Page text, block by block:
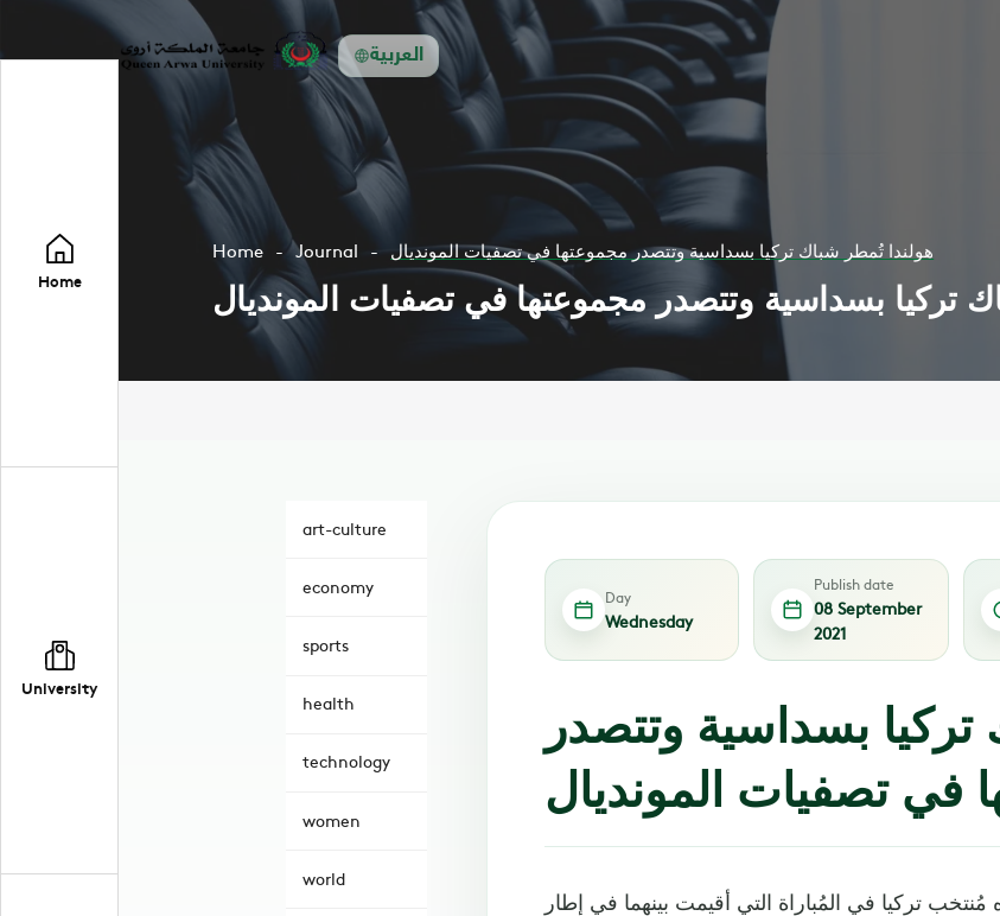
العربية
Home
University
Home Journal هولندا تُمطر شباك تركيا بسداسية وتتصدر مجموعتها في تصفيات المونديال
تركيا بسداسية وتتصدر مجموعتها في تصفيات المونديال
art-culture
economy
sports
health
technology
women
world
Day
Wednesday
Publish date
08 September
2021
بسداسية وتتصدر
في تصفيات المونديال
تركيا في المُباراة التي أقيمت بينهما في إطار